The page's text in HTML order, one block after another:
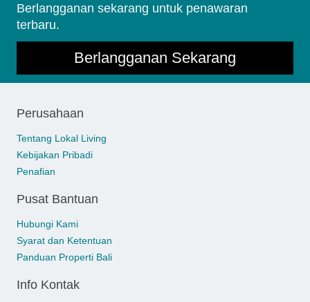
Berlangganan sekarang untuk penawaran
terbaru.
Berlangganan Sekarang
Perusahaan
Tentang Lokal Living
Kebijakan Pribadi
Penafian
Pusat Bantuan
Hubungi Kami
Syarat dan Ketentuan
Panduan Properti Bali
Info Kontak